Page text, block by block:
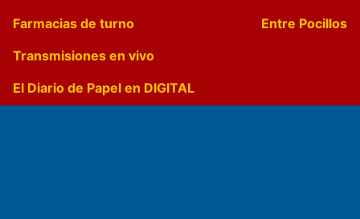
Farmacias de turno
Entre Pocillos
Transmisiones en vivo
El Diario de Papel en DIGITAL